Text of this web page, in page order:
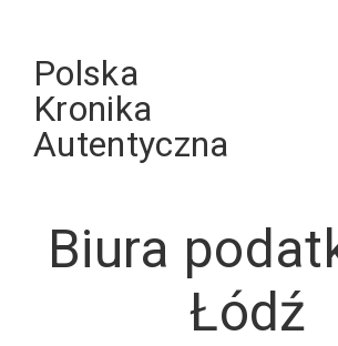
contentPolska
Kronika
Autentyczna
Biura
Łódź